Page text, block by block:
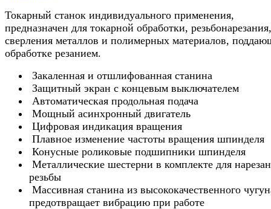
Токарный станок индивидуального применения,
предназначен для токарной обработки, резьбонарезания,
сверления металлов и полимерных материалов,
обработке резанием.
Закаленная и отшлифованная станина
Защитный экран с концевым выключателем
Автоматическая продольная подача
Мощный асинхронный двигатель
Цифровая индикация вращения
Плавное изменение частоты вращения шпинделя
Конусные роликовые подшипники шпинделя
Металлические шестерни в комплекте для
резьбы
Массивная станина из высококачественного
предотвращает вибрацию при работе